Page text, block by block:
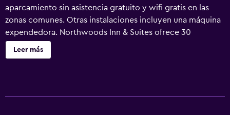
aparcamiento sin asistencia gratuito y wifi gratis en las
zonas comunes. Otras instalaciones incluyen una máquina
expendedora. Northwoods Inn & Suites ofrece 30
alojamientos con bañera de hidromasaje privada cubierta
y secador de pelo. Se ofrece televisión por cable. Se
Leer más